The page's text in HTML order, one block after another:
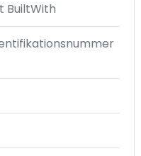
BuiltWith